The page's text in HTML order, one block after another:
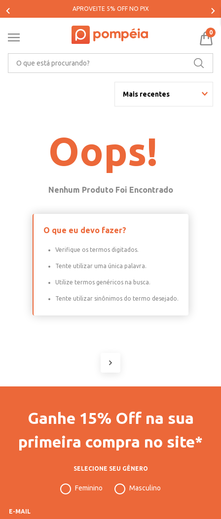
APROVEITE 5% OFF NO PIX
0
Mais recentes
Oops!
O que eu devo fazer?
Verifique os termos digitados.
Tente utilizar uma única palavra.
Utilize termos genéricos na busca.
Tente utilizar sinônimos do termo desejado.
Ganhe 15% Off na sua
primeira compra no site*
SELECIONE SEU GÊNERO
Feminino Masculino
E-MAIL